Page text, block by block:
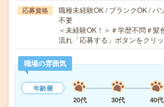
応募資格
職種未経験OK / ブランクOK / パ
不要
＜未経験OK！＞＃学歴不問＃
流れ「応募する」ボタンをクリ
職場の雰囲気
年齢層
20代
30代 40代